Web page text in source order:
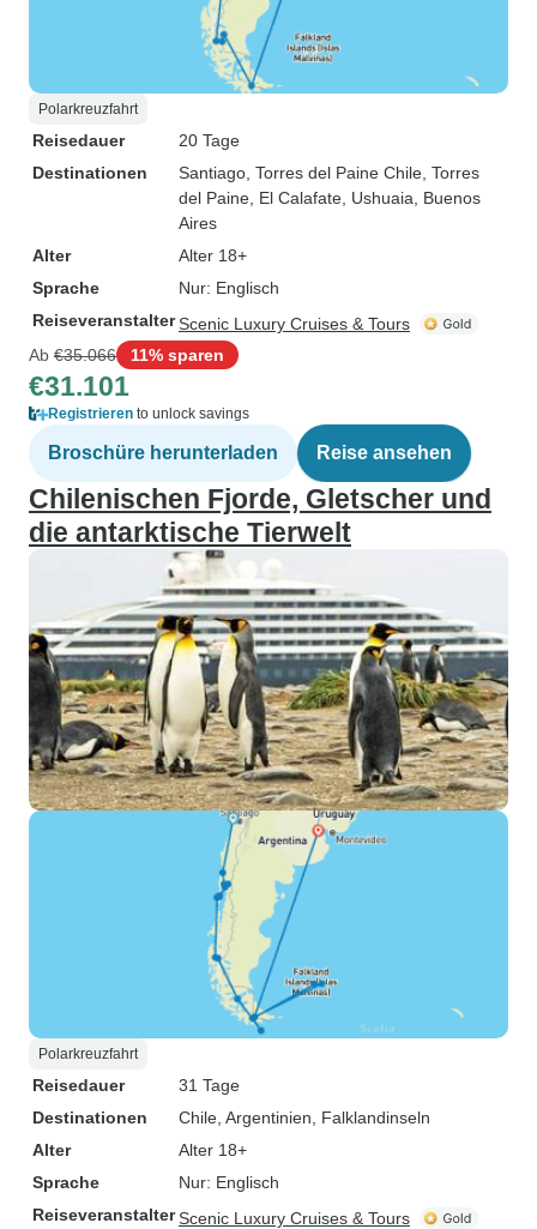
Polarkreuzfahrt
Reisedauer
20 Tage
Destinationen
Santiago , Torres del Paine Chile , Torres
del Paine , El Calafate , Ushuaia , Buenos
Aires
Alter
Alter 18+
Sprache
Nur: Englisch
ReiseveranstalterScenic Luxury Cruises & Tours
Ab €35.066 11% sparen
€31.101
Registrieren to unlock savings
Broschüre herunterladen Reise ansehen
Chilenischen Fjorde, Gletscher und
die antarktische Tierwelt
Polarkreuzfahrt
Reisedauer
31 Tage
Destinationen
Chile , Argentinien , Falklandinseln
Alter
Alter 18+
Sprache
Nur: Englisch
ReiseveranstalterScenic Luxury Cruises & Tours